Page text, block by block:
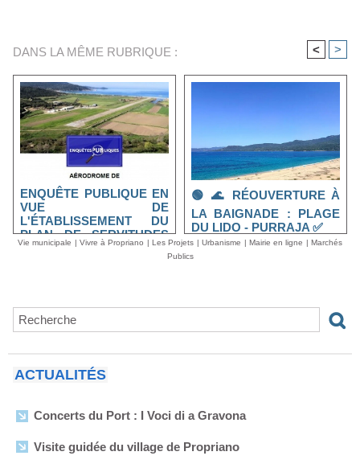
DANS LA MÊME RUBRIQUE : < >
ENQUÊTE PUBLIQUE EN
VUE DE
L'ÉTABLISSEMENT DU
PLAN DE SERVITUDES
AÉRONAUTIQUES DE
DÉGAGEMENT DE
🟢 🌊 RÉOUVERTURE À
LA BAIGNADE : PLAGE
DU LIDO - PURRAJA ✅
Vie municipale | Vivre à Propriano | Les Projets | Urbanisme | Mairie en ligne | Marchés
Publics
ACTUALITÉS